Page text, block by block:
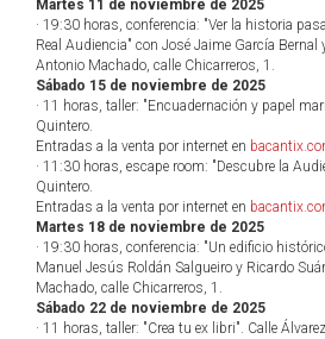
Martes 11 de noviembre de 2025
· 19:30 horas, conferencia: "Ver la historia
Real Audiencia" con José Jaime García Bernal
Antonio Machado, calle Chicarreros, 1.
Sábado 15 de noviembre de 2025
· 11 horas, taller: "Encuadernación y papel
Quintero.
Entradas a la venta por internet en
· 11:30 horas, escape room: "Descubre la
Quintero.
Entradas a la venta por internet en
Martes 18 de noviembre de 2025
· 19:30 horas, conferencia: "Un edificio
Manuel Jesús Roldán Salgueiro y Ricardo
Machado, calle Chicarreros, 1.
Sábado 22 de noviembre de 2025
· 11 horas, taller: "Crea tu ex libri". Calle